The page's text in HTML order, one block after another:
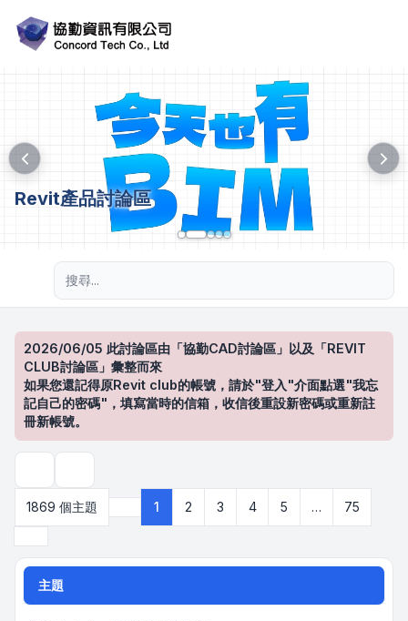
Revit產品討論區
2026/06/05 此討論區由「協勤CAD討論區」以及「REVIT
CLUB討論區」彙整而來
如果您還記得原Revit club的帳號，請於"登入"介面點選"我忘
記自己的密碼"，填寫當時的信箱，收信後重設新密碼或重新註
冊新帳號。
1869 個主題
第1 頁 (共 75 頁)
1 2 3 4 5 …
75
主題